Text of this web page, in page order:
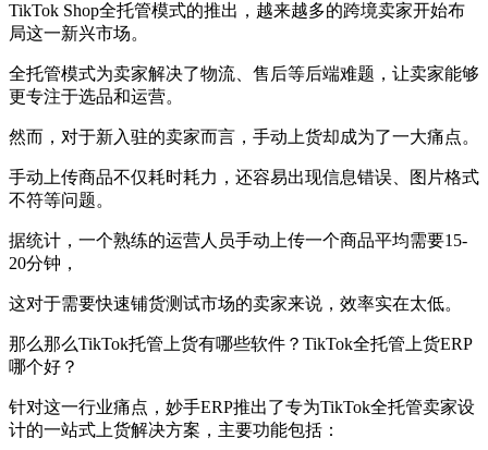
TikTok Shop全托管模式的推出，越来越多的跨境卖家开始布
局这一新兴市场。
全托管模式为卖家解决了物流、售后等后端难题，让卖家能够
更专注于选品和运营。
然而，对于新入驻的卖家而言，手动上货却成为了一大痛点。
手动上传商品不仅耗时耗力，还容易出现信息错误、图片格式
不符等问题。
据统计，一个熟练的运营人员手动上传一个商品平均需要15-
20分钟，
这对于需要快速铺货测试市场的卖家来说，效率实在太低。
那么那么TikTok托管上货有哪些软件？TikTok全托管上货ERP
哪个好？
针对这一行业痛点，妙手ERP推出了专为TikTok全托管卖家设
计的一站式上货解决方案，主要功能包括：